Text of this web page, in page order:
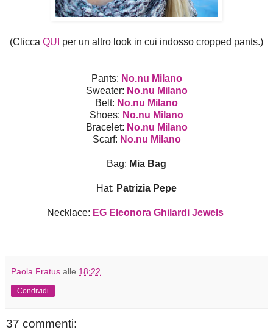
(Clicca QUI per un altro look in cui indosso cropped pants.)
Pants: No.nu Milano
Sweater: No.nu Milano
Belt: No.nu Milano
Shoes: No.nu Milano
Bracelet: No.nu Milano
Scarf: No.nu Milano
Bag: Mia Bag
Hat: Patrizia Pepe
Necklace: EG Eleonora Ghilardi Jewels
Paola Fratus alle 18:22
Condividi
37 commenti: